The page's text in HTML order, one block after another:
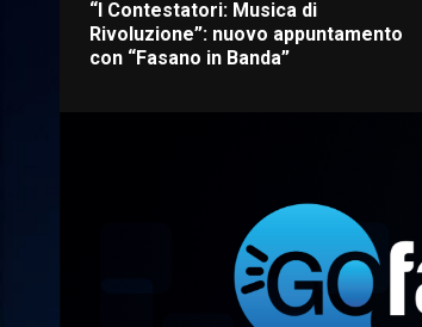
“I Contestatori: Musica di
Rivoluzione”: nuovo appuntamento
con “Fasano in Banda”